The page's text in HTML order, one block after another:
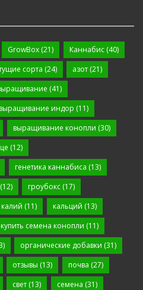
GrowBox (21) Каннабис(40)
сорта (24) азот (21)
(41)
выращивание индор (11)
выращивание конопли (30)
(12)
генетика каннабиса (13)
гроубокс (17)
калий (11) кальций (13)
купить семена конопли (11)
органические добавки (31)
отзывы (13) почва (27)
свет (13) семена (31)